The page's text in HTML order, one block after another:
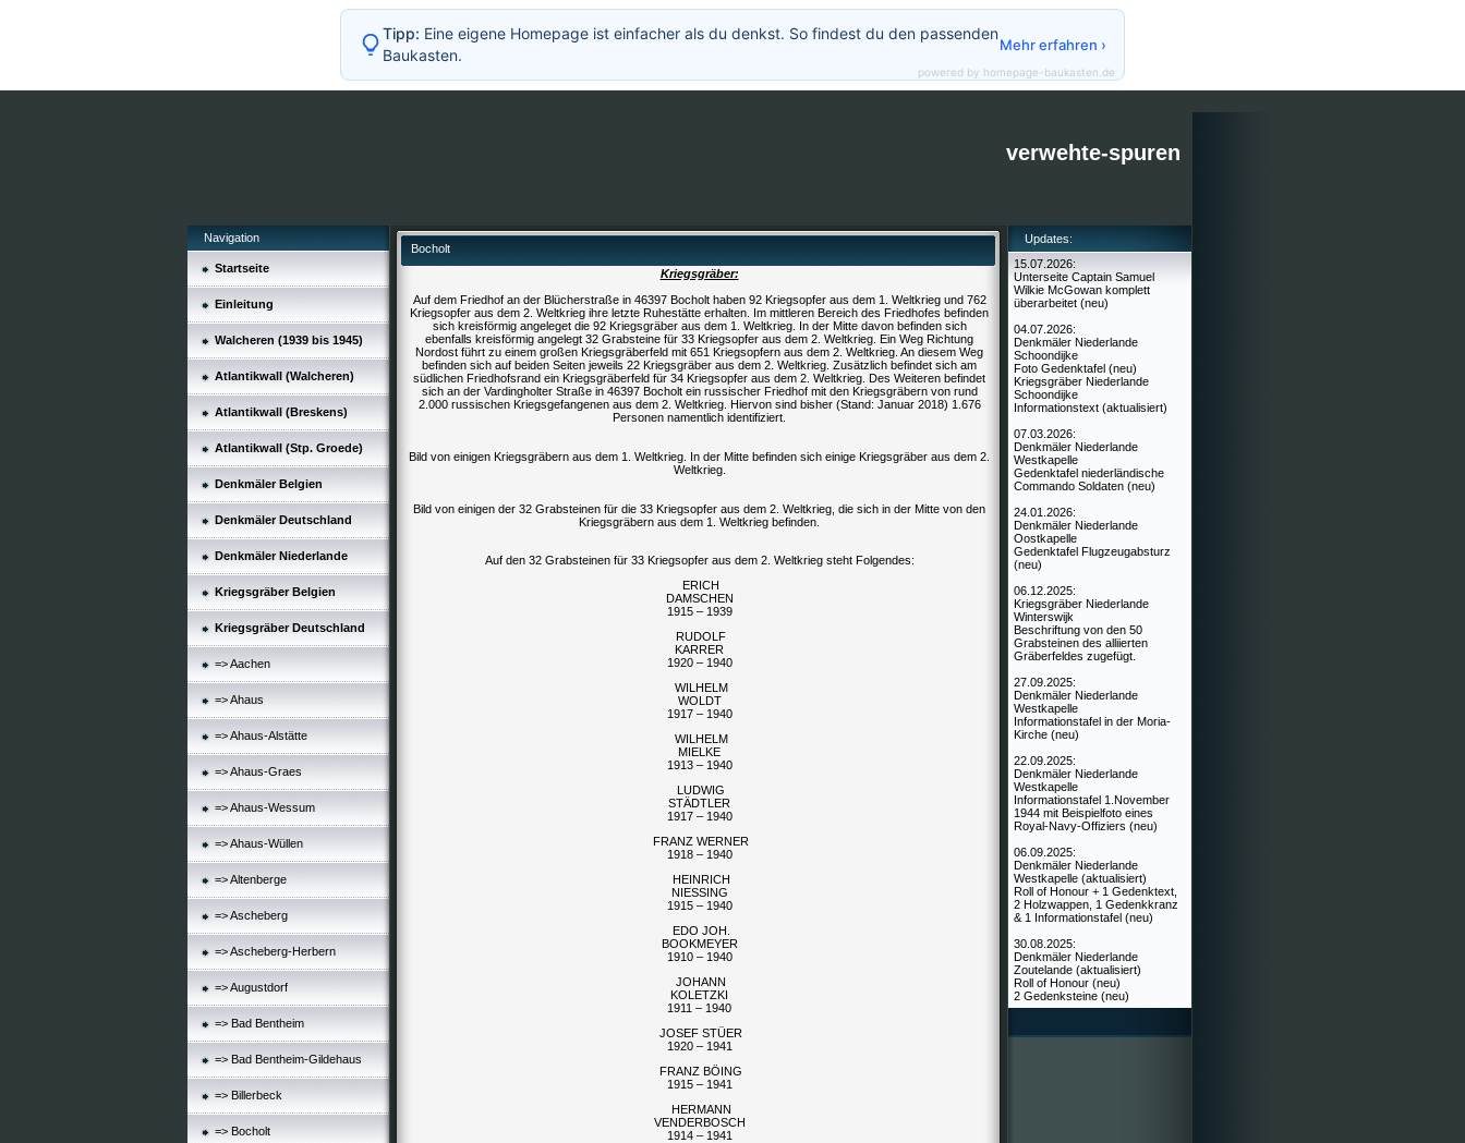
verwehte-spuren
Navigation
Startseite
Einleitung
Walcheren (1939 bis 1945)
Atlantikwall (Walcheren)
Atlantikwall (Breskens)
Atlantikwall (Stp. Groede)
Denkmäler Belgien
Denkmäler Deutschland
Denkmäler Niederlande
Kriegsgräber Belgien
Kriegsgräber Deutschland
=> Aachen
=> Ahaus
=> Ahaus-Alstätte
=> Ahaus-Graes
=> Ahaus-Wessum
=> Ahaus-Wüllen
=> Altenberge
=> Ascheberg
=> Ascheberg-Herbern
=> Augustdorf
=> Bad Bentheim
=> Bad Bentheim-Gildehaus
=> Billerbeck
=> Bocholt
Bocholt
Kriegsgräber:
Auf dem Friedhof an der Blücherstraße in 46397 Bocholt haben 92 Kriegsopfer aus dem 1. Weltkrieg und 762
Kriegsopfer aus dem 2. Weltkrieg ihre letzte Ruhestätte erhalten. Im mittleren Bereich des Friedhofes befinden
sich kreisförmig angeleget die 92 Kriegsgräber aus dem 1. Weltkrieg. In der Mitte davon befinden sich
ebenfalls kreisförmig angelegt 32 Grabsteine für 33 Kriegsopfer aus dem 2. Weltkrieg. Ein Weg Richtung
Nordost führt zu einem großen Kriegsgräberfeld mit 651 Kriegsopfern aus dem 2. Weltkrieg. An diesem Weg
befinden sich auf beiden Seiten jeweils 22 Kriegsgräber aus dem 2. Weltkrieg. Zusätzlich befindet sich am
südlichen Friedhofsrand ein Kriegsgräberfeld für 34 Kriegsopfer aus dem 2. Weltkrieg. Des Weiteren befindet
sich an der Vardingholter Straße in 46397 Bocholt ein russischer Friedhof mit den Kriegsgräbern von rund
2.000 russischen Kriegsgefangenen aus dem 2. Weltkrieg. Hiervon sind bisher (Stand: Januar 2018) 1.676
Personen namentlich identifiziert.
Bild von einigen Kriegsgräbern aus dem 1. Weltkrieg. In der Mitte befinden sich einige Kriegsgräber aus dem 2.
Weltkrieg.
Bild von einigen der 32 Grabsteinen für die 33 Kriegsopfer aus dem 2. Weltkrieg, die sich in der Mitte von den
Kriegsgräbern aus dem 1. Weltkrieg befinden.
Auf den 32 Grabsteinen für 33 Kriegsopfer aus dem 2. Weltkrieg steht Folgendes:
ERICH
DAMSCHEN
1915 – 1939
RUDOLF
KARRER
1920 – 1940
WILHELM
WOLDT
1917 – 1940
WILHELM
MIELKE
1913 – 1940
LUDWIG
STÄDTLER
1917 – 1940
FRANZ WERNER
1918 – 1940
HEINRICH
NIESSING
1915 – 1940
EDO JOH.
BOOKMEYER
1910 – 1940
JOHANN
KOLETZKI
1911 – 1940
JOSEF STÜER
1920 – 1941
FRANZ BÖING
1915 – 1941
HERMANN
VENDERBOSCH
1914 – 1941
Updates:
15.07.2026:
Unterseite Captain Samuel
Wilkie McGowan komplett
überarbeitet (neu)
04.07.2026:
Denkmäler Niederlande
Schoondijke
Foto Gedenktafel (neu)
Kriegsgräber Niederlande
Schoondijke
Informationstext (aktualisiert)
07.03.2026:
Denkmäler Niederlande
Westkapelle
Gedenktafel niederländische
Commando Soldaten (neu)
24.01.2026:
Denkmäler Niederlande
Oostkapelle
Gedenktafel Flugzeugabsturz
(neu)
06.12.2025:
Kriegsgräber Niederlande
Winterswijk
Beschriftung von den 50
Grabsteinen des alliierten
Gräberfeldes zugefügt.
27.09.2025:
Denkmäler Niederlande
Westkapelle
Informationstafel in der Moria-
Kirche (neu)
22.09.2025:
Denkmäler Niederlande
Westkapelle
Informationstafel 1.November
1944 mit Beispielfoto eines
Royal-Navy-Offiziers (neu)
06.09.2025:
Denkmäler Niederlande
Westkapelle (aktualisiert)
Roll of Honour + 1 Gedenktext,
2 Holzwappen, 1 Gedenkkranz
& 1 Informationstafel (neu)
30.08.2025:
Denkmäler Niederlande
Zoutelande (aktualisiert)
Roll of Honour (neu)
2 Gedenksteine (neu)
Tipp: Eine eigene Homepage ist einfacher als du denkst. So findest du den passenden
Baukasten.
Mehr erfahren ›
powered by homepage-baukasten.de